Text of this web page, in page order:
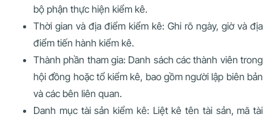
bộ phận thực hiện kiểm kê.
Thời gian và địa điểm kiểm kê: Ghi rõ ngày, giờ và địa
điểm tiến hành kiểm kê.
Thành phần tham gia: Danh sách các thành viên trong
hội đồng hoặc tổ kiểm kê, bao gồm người lập biên bản
và các bên liên quan.
Danh mục tài sản kiểm kê: Liệt kê tên tài sản, mã tài